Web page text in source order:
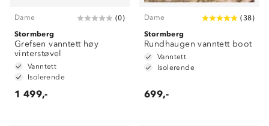
Dame (0)
Stormberg
Grefsen vanntett høy
vinterstøvel
Vanntett
Isolerende
1 499,-
Dame (38)
Stormberg
Rundhaugen vanntett boot
Vanntett
Isolerende
699,-